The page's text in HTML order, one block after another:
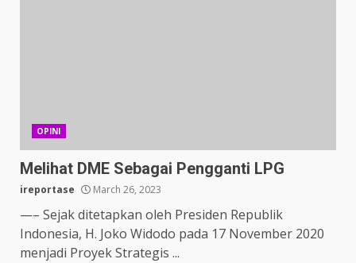
OPINI
Melihat DME Sebagai Pengganti LPG
ireportase March 26, 2023
—– Sejak ditetapkan oleh Presiden Republik
Indonesia, H. Joko Widodo pada 17 November 2020
menjadi Proyek Strategis ...